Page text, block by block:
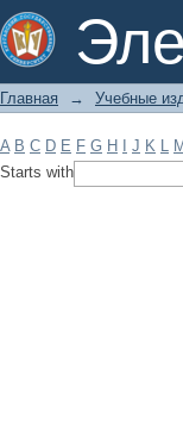
Filter by:
Главная → Учебные
A B C D E F G H J K L M
Starts with